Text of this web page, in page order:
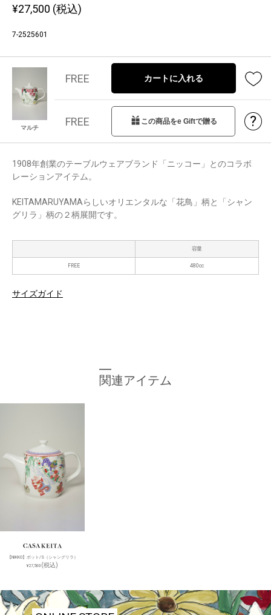
¥27,500 (税込)
7-2525601
マルチ
FREE カートに入れる
FREE この商品をe Giftで贈る ?
1908年創業のテーブルウェアブランド「ニッコー」とのコラボ
レーションアイテム。
KEITAMARUYAMAらしいオリエンタルな「花鳥」柄と「シャン
グリラ」柄の２柄展開です。
容量
FREE 480cc
サイズガイド
関連アイテム
【NIKKO】ポット/S（シャングリラ）
¥27,500 (税込)